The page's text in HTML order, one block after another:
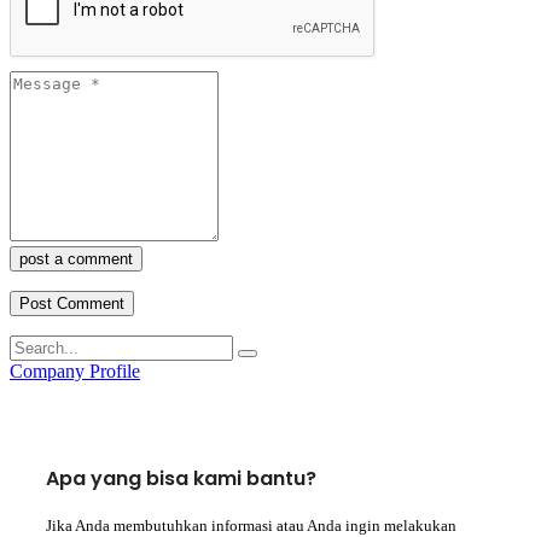
post a comment
Company Profile
Apa yang bisa kami bantu?
Jika Anda membutuhkan informasi atau Anda ingin melakukan